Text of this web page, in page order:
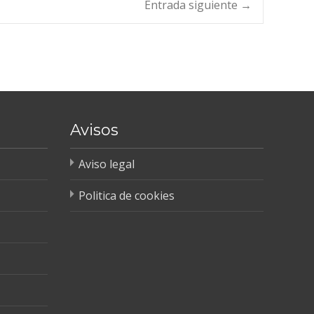
Entrada siguiente →
Avisos
Aviso legal
Politica de cookies